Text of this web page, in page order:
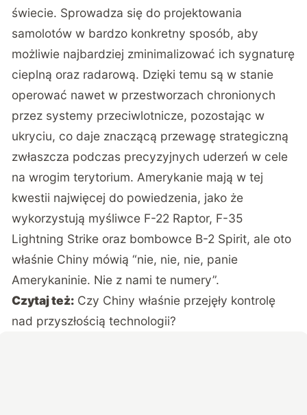
świecie. Sprowadza się do projektowania
samolotów w bardzo konkretny sposób, aby
możliwie najbardziej zminimalizować ich sygnaturę
cieplną oraz radarową. Dzięki temu są w stanie
operować nawet w przestworzach chronionych
przez systemy przeciwlotnicze, pozostając w
ukryciu, co daje znaczącą przewagę strategiczną
zwłaszcza podczas precyzyjnych uderzeń w cele
na wrogim terytorium. Amerykanie mają w tej
kwestii najwięcej do powiedzenia, jako że
wykorzystują myśliwce F-22 Raptor, F-35
Lightning Strike oraz bombowce B-2 Spirit, ale oto
właśnie Chiny mówią “nie, nie, nie, panie
Amerykaninie. Nie z nami te numery”.
Czytaj też: Czy Chiny właśnie przejęły kontrolę
nad przyszłością technologii?